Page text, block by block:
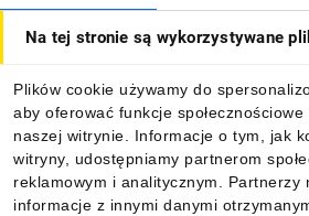
Na tej stronie są wykorzystywane
Plików cookie używamy do
aby oferować funkcje
naszej witrynie. Informacje o tym, jak
witryny, udostępniamy partnerom
reklamowym i analitycznym. Partnerzy
informacje z innymi danymi
Informacje
Pobierz naszą aplikację